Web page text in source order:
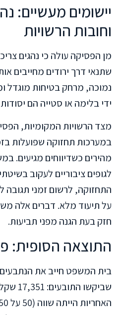
יישומים מעשיים:
וחובות הרשויות
מן הפסיקה עולה כי נהגים
שתנאי דרך ירודים מחייבים
נמוכה, מרחק בטיחות מוגדל
ידי בלימה או סטייה הם
מצד הרשויות המקומיות,
במערכות תחזוקה שפועלות
מהירים כשדיווחים מגיעים.
לגופים ציבוריים לעקוב
התחזוקה, לרשום זמני תגובה
על תיעוד מלא. דברים אלה
חזק בעת הגנה מפני תביעות.
התוצאה הסופית:
בית המשפט חייב את